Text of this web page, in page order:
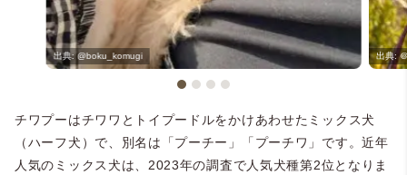
@boku_komugi
チワプーはチワワとトイプードルをかけあわせたミックス犬
（ハーフ犬）で、別名は「プーチー」「プーチワ」です。近年
人気のミックス犬は、2023年の調査で人気犬種第2位となりま